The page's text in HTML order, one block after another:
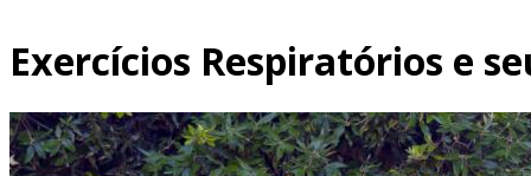
Exercícios Respiratórios e